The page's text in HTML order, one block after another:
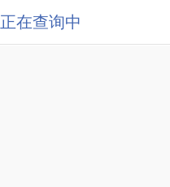
正在查询中